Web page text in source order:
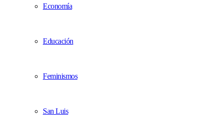
Economía
Educación
Feminismos
San Luis